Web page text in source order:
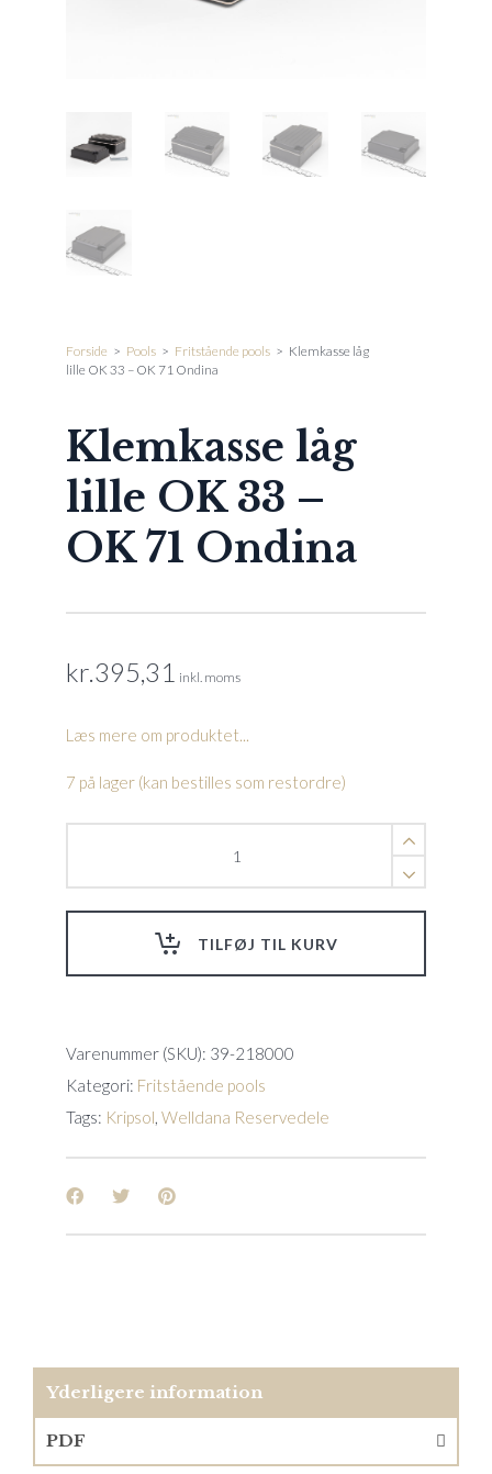
Forside > Pools > Fritstående pools > Klemkasse låg
lille OK 33 – OK 71 Ondina
Klemkasse låg
lille OK 33 –
OK 71 Ondina
kr.395,31 inkl. moms
Læs mere om produktet...
7 på lager (kan bestilles som restordre)
OK
TILFØJ TIL KURV
Varenummer (SKU): 39-218000
Kategori: Fritstående pools
Tags: Kripsol, Welldana Reservedele
Yderligere information
PDF